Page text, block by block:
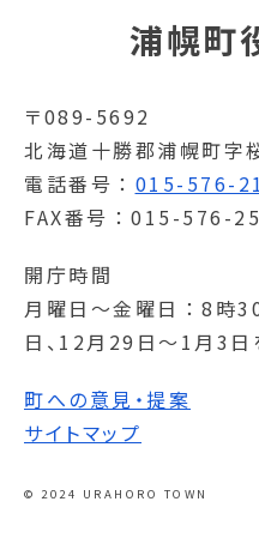
浦幌町
〒089-5692
北海道十勝郡浦幌町字
電話番号
015-576-
FAX番号
015-576-
開庁時間
月曜日～金曜日
8時
日、12月29日～1月3日
町への意見・提案
サイトマップ
© 2024 URAHORO TOWN